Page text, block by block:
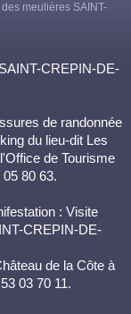
meulières SAINT-
CREPIN-DE-
de randonnée
du lieu-dit Les
de Tourisme
80 63.
: Visite
CREPIN-DE-
de la Côte à
03 70 11.